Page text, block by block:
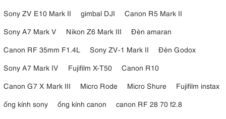
Sony ZV E10 Mark II
gimbal DJI
Canon R5 Mark II
Sony A7 Mark V
Nikon Z6 Mark III
Đèn amaran
Canon RF 35mm F1.4L
Sony ZV-1 Mark II
Đèn Godox
Sony A7 Mark IV
Fujifilm X-T50
Canon R10
Canon G7 X Mark III
Micro Rode Micro Shure
Fujifilm instax
ống kính sony
ống kính canon
canon RF 28 70 f2.8